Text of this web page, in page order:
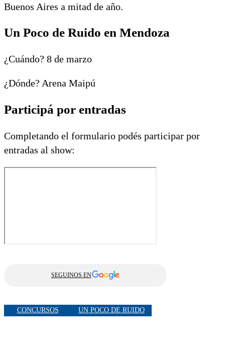
Buenos Aires a mitad de año.
Un Poco de Ruido en Mendoza
¿Cuándo? 8 de marzo
¿Dónde? Arena Maipú
Participá por entradas
Completando el formulario podés participar por
entradas al show:
SEGUINOS EN
CONCURSOS UN POCO DE RUIDO